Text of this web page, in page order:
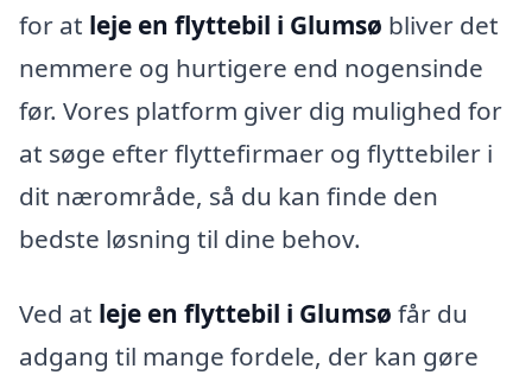
for at leje en flyttebil i Glumsø bliver det
nemmere og hurtigere end nogensinde
før. Vores platform giver dig mulighed for
at søge efter flyttefirmaer og flyttebiler i
dit nærområde, så du kan finde den
bedste løsning til dine behov.
Ved at leje en flyttebil i Glumsø får du
adgang til mange fordele, der kan gøre